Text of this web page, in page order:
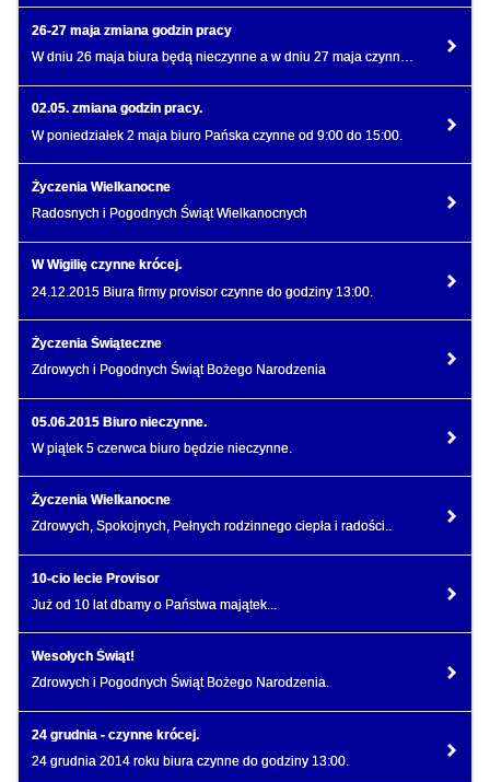
26-27 maja zmiana godzin pracy
W dniu 26 maja biura będą nieczynne a w dniu 27 maja czynne będzie jedynie biuro przy ulicy Pańskiej
02.05. zmiana godzin pracy.
W poniedziałek 2 maja biuro Pańska czynne od 9:00 do 15:00.
Życzenia Wielkanocne
Radosnych i Pogodnych Świąt Wielkanocnych
W Wigilię czynne krócej.
24.12.2015 Biura firmy provisor czynne do godziny 13:00.
Życzenia Świąteczne
Zdrowych i Pogodnych Świąt Bożego Narodzenia
05.06.2015 Biuro nieczynne.
W piątek 5 czerwca biuro będzie nieczynne.
Życzenia Wielkanocne
Zdrowych, Spokojnych, Pełnych rodzinnego ciepła i radości..
10-cio lecie Provisor
Już od 10 lat dbamy o Państwa majątek...
Wesołych Świąt!
Zdrowych i Pogodnych Świąt Bożego Narodzenia.
24 grudnia - czynne krócej.
24 grudnia 2014 roku biura czynne do godziny 13:00.